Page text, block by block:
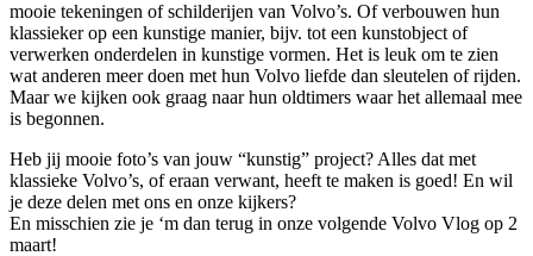
mooie tekeningen of schilderijen van Volvo’s. Of verbouwen hun
klassieker op een kunstige manier, bijv. tot een kunstobject of
verwerken onderdelen in kunstige vormen. Het is leuk om te zien
wat anderen meer doen met hun Volvo liefde dan sleutelen of rijden.
Maar we kijken ook graag naar hun oldtimers waar het allemaal mee
is begonnen.
Heb jij mooie foto’s van jouw “kunstig” project? Alles dat met
klassieke Volvo’s, of eraan verwant, heeft te maken is goed! En wil
je deze delen met ons en onze kijkers?
En misschien zie je ‘m dan terug in onze volgende Volvo Vlog op 2
maart!